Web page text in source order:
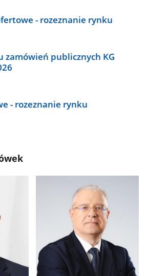
- rozeznanie rynku
zamówień publicznych KG
- rozeznanie rynku